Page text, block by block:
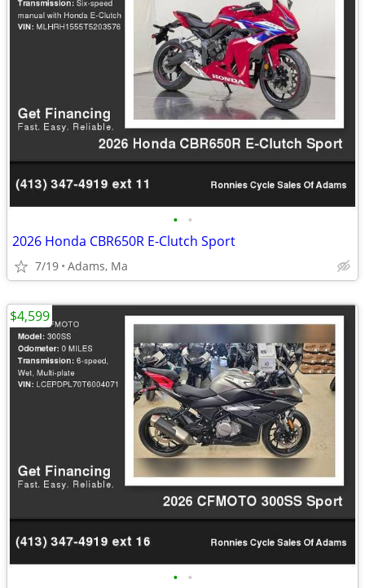
• •
2026 Honda CBR650R E-Clutch Sport
7/19 Adams, Ma
• •
$4,599